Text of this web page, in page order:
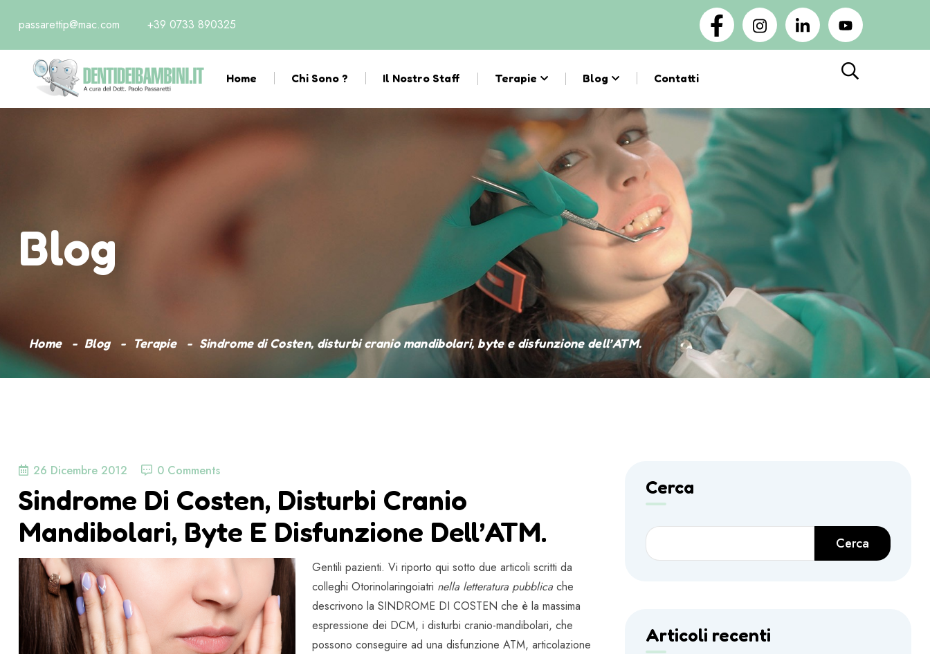
passarettip@mac.com +39 0733 890325
Home Chi Sono ? Il Nostro Staff Terapie Blog Contatti
Blog
Home Blog Terapie Sindrome di Costen, disturbi cranio mandibolari, byte e disfunzione dell’ATM.
26 Dicembre 2012 0 Comments
Sindrome Di Costen, Disturbi Cranio
Mandibolari, Byte E Disfunzione Dell’ATM.
Gentili pazienti. Vi riporto qui sotto due articoli scritti da
colleghi Otorinolaringoiatri nella letteratura pubblica che
descrivono la SINDROME DI COSTEN che è la massima
espressione dei DCM, i disturbi cranio-mandibolari, che
possono conseguire ad una disfunzione ATM, articolazione
Cerca
Cerca
Articoli recenti